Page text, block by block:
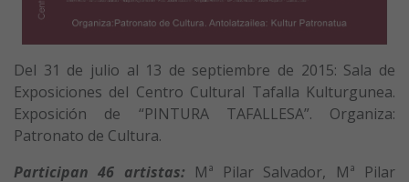
Del 31 de julio al 13 de septiembre de 2015: Sala de
Exposiciones del Centro Cultural Tafalla Kulturgunea.
Exposición de “PINTURA TAFALLESA”. Organiza:
Patronato de Cultura.
Participan 46 artistas: Mª Pilar Salvador, Mª Pilar